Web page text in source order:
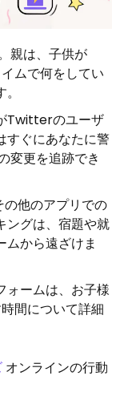
親は、子供が
ムで何をしてい
Twitterのユーザ
すぐにあなたに警
変更を追跡でき
他のアプリでの
ングは、宿題や就
ムから遠ざけま
ォームは、お子様
間について詳細
オンラインの行動